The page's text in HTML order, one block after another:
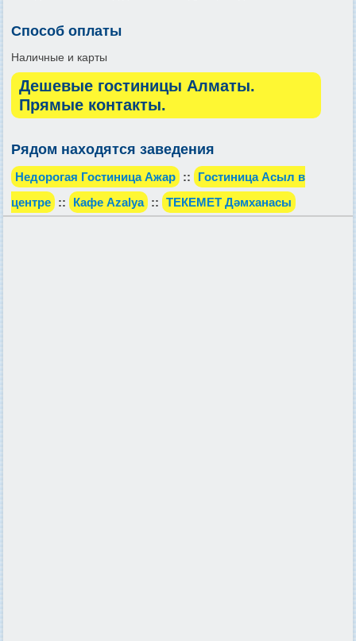
Способ оплаты
Наличные и карты
Дешевые гостиницы Алматы.
Прямые контакты.
Рядом находятся заведения
Недорогая Гостиница Ажар ::
Гостиница Асыл в
центре :: Кафе Azalya :: ТЕКЕМЕТ Дәмханасы